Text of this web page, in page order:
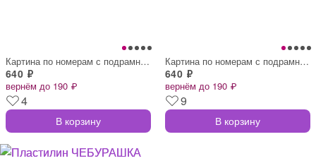
Картина по номерам с подрамником
640 ₽
вернём до 190 ₽
4
В корзину
Картина по номерам с подрамником
640 ₽
вернём до 190 ₽
9
В корзину